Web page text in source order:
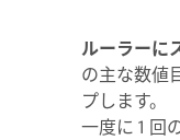
ルーラーに
の主な数値
プします。
一度に 1 回